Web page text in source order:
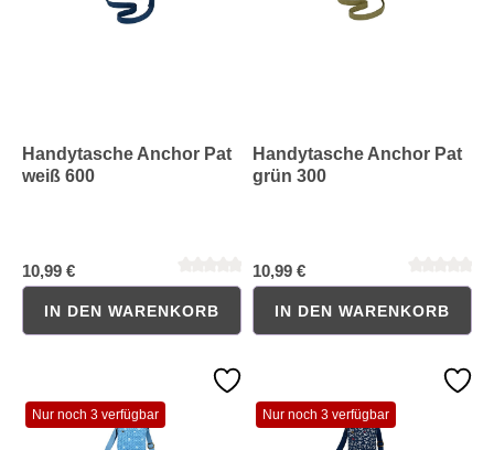
Durchschnittliche Bewertung von 5 von 5 SternenDurchschnittliche Bewertung
Handytasche Anchor Pat
weiß 600
10,99 €
IN DEN WARENKORB
Handytasche Anchor Pat
grün 300
10,99 €
IN DEN WARENKORB
Nur noch 3 verfügbar Nur noch 3 verfügbar